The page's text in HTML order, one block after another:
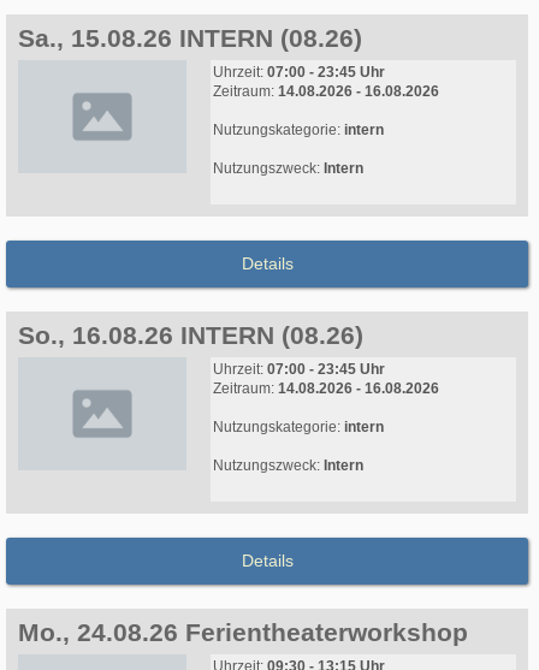
Sa., 15.08.26 INTERN (08.26)
Uhrzeit: 07:00 - 23:45 Uhr
Zeitraum: 14.08.2026 - 16.08.2026
Nutzungskategorie: intern
Nutzungszweck: Intern
Details
So., 16.08.26 INTERN (08.26)
Uhrzeit: 07:00 - 23:45 Uhr
Zeitraum: 14.08.2026 - 16.08.2026
Nutzungskategorie: intern
Nutzungszweck: Intern
Details
Mo., 24.08.26 Ferientheaterworkshop